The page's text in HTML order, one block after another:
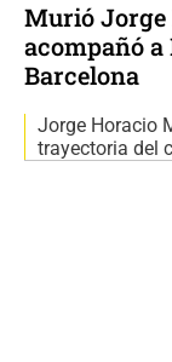
Murió Jorge
acompañó a
Barcelona
Jorge Horacio
trayectoria del